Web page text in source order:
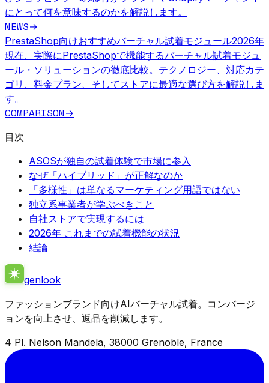
にとって何を意味するのかを解説します。
NEWS→
PrestaShop向けおすすめバーチャル試着モジュール2026年
現在、実際にPrestaShopで機能するバーチャル試着モジュ
ール・ソリューションの徹底比較。テクノロジー、対応カテ
ゴリ、料金プラン、そしてストアに最適な選び方を解説しま
す。
COMPARISON →
目次
ASOSが独自の試着体験で市場に参入
なぜ「ハイブリッド」が正解なのか
「多様性」は単なるマーケティング用語ではない
独立系事業者が学ぶべきこと
自社ストアで実現するには
2026年 これまでの試着機能の状況
結論
genlook
ファッションブランド向けAIバーチャル試着。コンバージ
ョンを向上させ、返品を削減します。
4 Pl. Nelson Mandela, 38000 Grenoble, France